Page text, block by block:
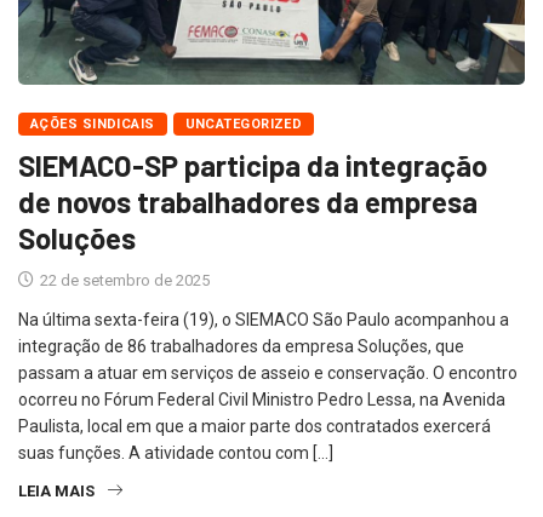
AÇÕES SINDICAIS UNCATEGORIZED
SIEMACO-SP participa da integração
de novos trabalhadores da empresa
Soluções
22 de setembro de 2025
Na última sexta-feira (19), o SIEMACO São Paulo acompanhou a
integração de 86 trabalhadores da empresa Soluções, que
passam a atuar em serviços de asseio e conservação. O encontro
ocorreu no Fórum Federal Civil Ministro Pedro Lessa, na Avenida
Paulista, local em que a maior parte dos contratados exercerá
suas funções. A atividade contou com […]
LEIA MAIS